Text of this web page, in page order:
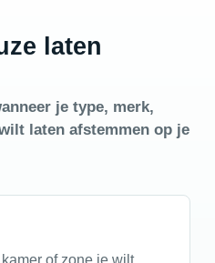
laten
je type, merk,
laten afstemmen op je